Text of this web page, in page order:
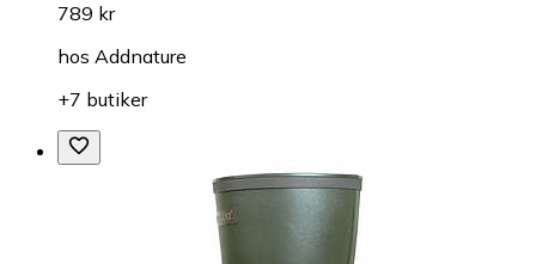
789 kr
hos Addnature
+7 butiker